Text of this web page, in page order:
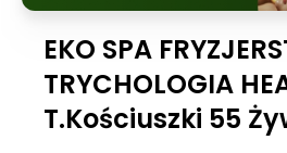
EKO SPA
TRYCHOLOGIA
T.Kościuszki 55